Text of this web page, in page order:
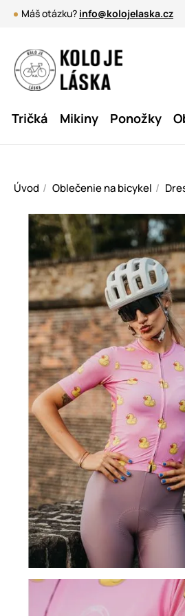
Máš otázku? info@kolojelaska.cz
Tričká Mikiny Ponožky
Úvod Oblečenie na bicykel